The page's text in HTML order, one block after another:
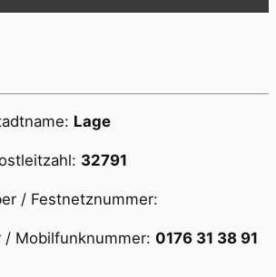
Lage
32791
/ Festnetznummer:
Mobilfunknummer: 0176 31 38 91